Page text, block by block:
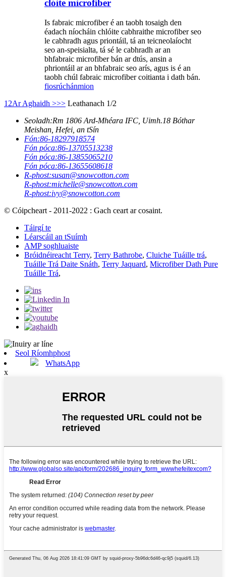
clóite microfiber
Is fabraic microfiber é an taobh tosaigh den
éadach níocháin chlóite cabhraithe microfiber seo
le cabhradh agus priontáil, tá an teicneolaíocht
seo an-speisialta, tá sé le cabhradh ar an
bhfabraic microfiber bán ar dtús, ansin a
phriontáil ar an bhfabraic seo arís, agus is é an
taobh chúl fabraic microfiber coitianta i dath bán.
fiosrúchánmion
1 2Ar Aghaidh >>> Leathanach 1/2
Seoladh:Rm 1806 Ard-Mhéara IFC, Uimh.18 Bóthar
Meishan, Hefei, an tSín
Fón:86-18297918574
Fón póca:86-13705513238
Fón póca:86-13855065210
Fón póca:86-13655608618
R-phost:susan@snowcotton.com
R-phost:michelle@snowcotton.com
R-phost:ivy@snowcotton.com
© Cóipcheart - 2011-2022 : Gach ceart ar cosaint.
Táirgí te
Léarscáil an tSuímh
AMP soghluaiste
Bróidnéireacht Terry, Terry Bathrobe, Cluiche Tuáille trá,
Tuáille Trá Daite Snáth, Terry Jaquard, Microfiber Dath Pure
Tuáille Trá,
Seol Ríomhphost
WhatsApp
x